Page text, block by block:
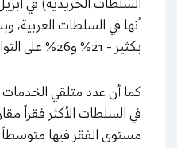
أنها في السلطات العربية،
بكثير - 21% و26% على التوالي.
كما أن عدد متلقي
في السلطات الأكثر فقراً
مستوى الفقر فيها